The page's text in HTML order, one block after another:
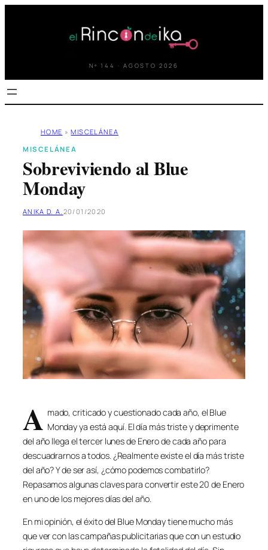
Nº 144 · AGOSTO 2026
HOME » MISCELÁNEA
MISCELÁNEA
Sobreviviendo al Blue
Monday
ANIKA D. A. 20/01/2020
A mado, criticado y cuestionado cada año, el Blue
Monday ya está aquí. El día más triste y deprimente
del año llega el tercer lunes de Enero de cada año para
descuadrarnos a todos. ¿Realmente existe el día más triste
del año? Y de ser así, ¿cómo podemos combatirlo?
Repasamos algunas claves para convertir este 20 de Enero
en uno de los mejores días del año.
En mi opinión, el éxito del Blue Monday tiene mucho más
que ver con las campañas publicitarias que con un estudio